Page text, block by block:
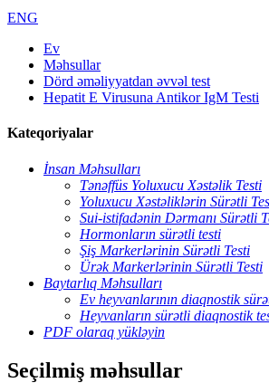
ENG
Ev
Məhsullar
Dörd əməliyyatdan əvvəl test
Hepatit E Virusuna Antikor IgM Testi
Kateqoriyalar
İnsan Məhsulları
Tənəffüs Yoluxucu Xəstəlik Testi
Yoluxucu Xəstəliklərin Sürətli
Sui-istifadənin Dərmanı Sürətli
Hormonların sürətli testi
Şiş Markerlərinin Sürətli Testi
Ürək Markerlərinin Sürətli Testi
Baytarlıq Məhsulları
Ev heyvanlarının diaqnostik
Heyvanların sürətli diaqnostik
PDF olaraq yükləyin
Seçilmiş məhsullar